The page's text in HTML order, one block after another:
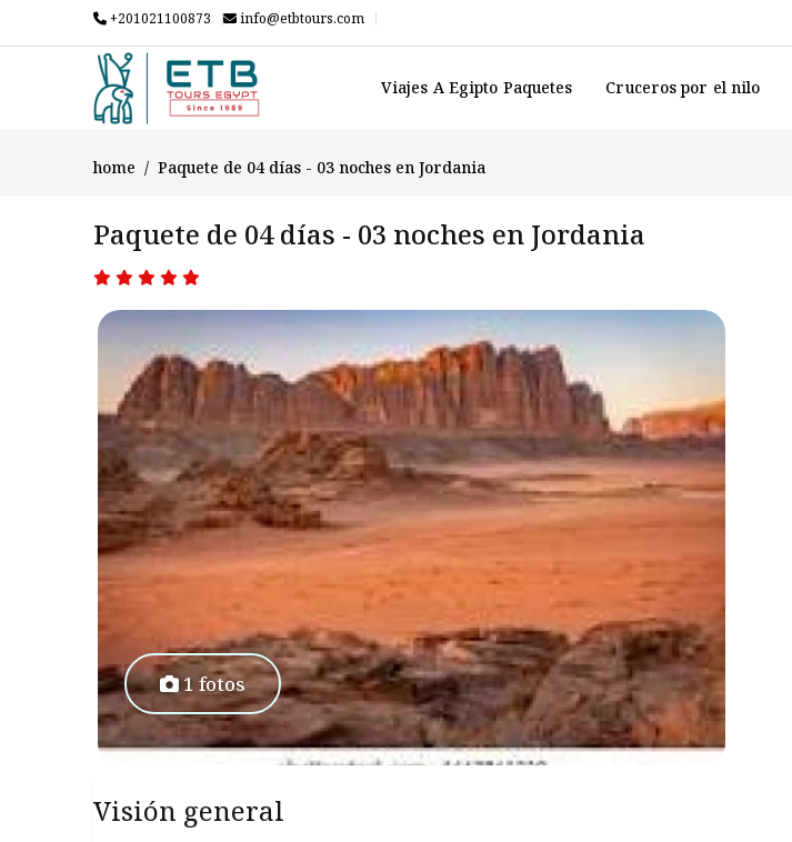
+201021100873 info@etbtours.com
Viajes A Egipto Paquetes Cruceros por el nilo
home Paquete de 04 días - 03 noches en Jordania
Paquete de 04 días - 03 noches en Jordania
1 fotos
Visión general